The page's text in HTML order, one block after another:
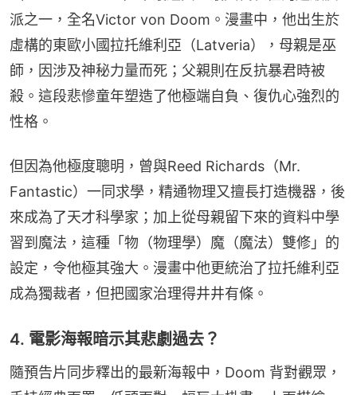
派之一，全名Victor von Doom。漫畫中，他出生於
虛構的東歐小國拉托維利亞（Latveria），母親是巫
師，因涉及神秘力量而死；父親則在反抗暴君時被
殺。這段悲慘童年塑造了他極端自負、復仇心強烈的
性格。
但因為他極度聰明，曾與Reed Richards（Mr.
Fantastic）一同求學，精通物理又擅長打造機器，後
來成為了天才科學家；加上從母親留下來的資料中學
習到魔法，這種「物（物理學）魔（魔法）雙修」的
設定，令他極其強大。漫畫中他更統治了拉托維利亞
成為獨裁者，但把國家治理得井井有條。
4. 電影海報暗示其悲劇過去？
隨預告片同步釋出的最新海報中，Doom 背對觀眾，